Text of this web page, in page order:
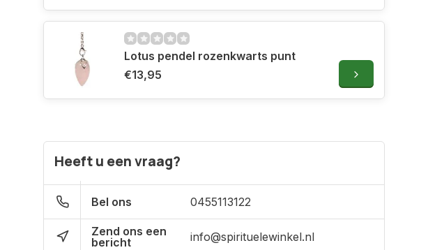
Lotus pendel rozenkwarts punt
€13,95
Heeft u een vraag?
Bel ons 0455113122
Zend ons een
bericht
info@spirituelewinkel.nl